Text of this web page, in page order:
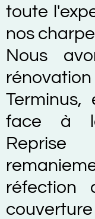
toute
nos
Nous
Terminus,
face à
réfection